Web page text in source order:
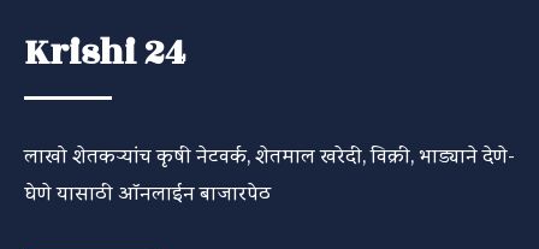
Krishi 24
लाखो शेतकऱ्यांच कृषी नेटवर्क, शेतमाल खरेदी, विक्री, भाड्याने देणे-
घेणे यासाठी ऑनलाईन बाजारपेठ